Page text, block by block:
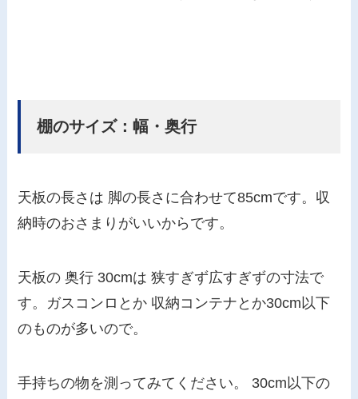
棚のサイズ：幅・奥行
天板の長さは 脚の長さに合わせて85cmです。収
納時のおさまりがいいからです。
天板の 奥行 30cmは 狭すぎず広すぎずの寸法で
す。ガスコンロとか 収納コンテナとか30cm以下
のものが多いので。
手持ちの物を測ってみてください。 30cm以下の